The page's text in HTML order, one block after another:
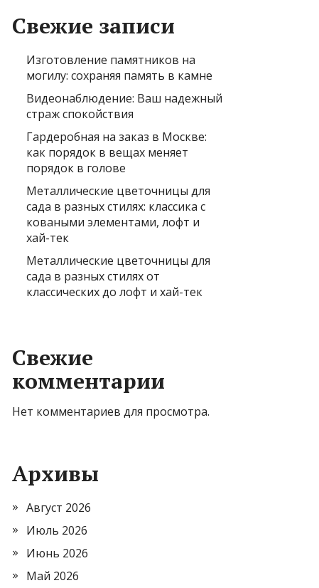
Свежие записи
Изготовление памятников на
могилу: сохраняя память в камне
Видеонаблюдение: Ваш надежный
страж спокойствия
Гардеробная на заказ в Москве:
как порядок в вещах меняет
порядок в голове
Металлические цветочницы для
сада в разных стилях: классика с
коваными элементами, лофт и
хай-тек
Металлические цветочницы для
сада в разных стилях от
классических до лофт и хай-тек
Свежие
комментарии
Нет комментариев для просмотра.
Архивы
Август 2026
Июль 2026
Июнь 2026
Май 2026